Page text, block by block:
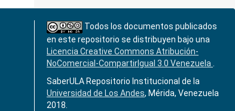
Todos los documentos publicados
en este repositorio se distribuyen bajo una
Licencia Creative Commons Atribución-
NoComercial-CompartirIgual 3.0 Venezuela
SaberULA Repositorio Institucional de la
Universidad de Los Andes, Mérida, Venezuela
2018.